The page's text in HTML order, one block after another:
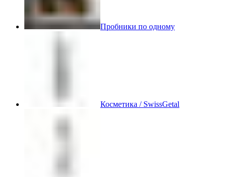
Пробники по одному
Косметика / SwissGetal